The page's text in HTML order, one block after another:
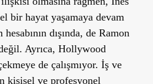
bir hayat yaşamaya devam
dışında, de Ramon
Ayrıca, Hollywood
de çalışmıyor. İş ve
kişisel ve profesyonel